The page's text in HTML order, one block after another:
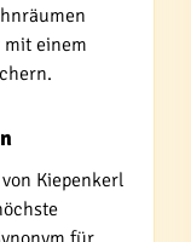
einem
Kiepenkerl